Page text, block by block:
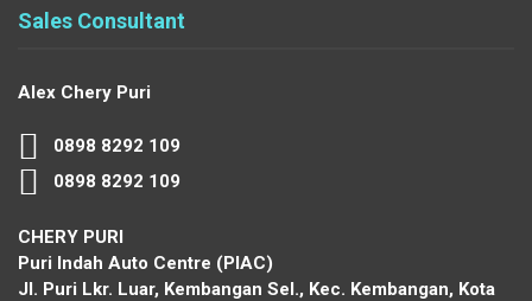
Sales Consultant
Alex Chery Puri
0898 8292 109
0898 8292 109
CHERY PURI
Puri Indah Auto Centre (PIAC)
Jl. Puri Lkr. Luar, Kembangan Sel., Kec. Kembangan, Kota